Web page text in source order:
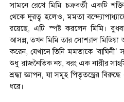
সামনে রেখে মিমি চক্রবর্তী একটি
থেকে দূরত্ব হলেও, মমতা
রয়েছে, এটি স্পষ্ট করলেন মিমি।
আসন্ন, তখন মিমি তার সোশ্যাল মিডিয়া
করেন, যেখানে তিনি মমতাকে
শুধু রাজনৈতিক নয়, বরং এক নারীর
শ্রদ্ধা জ্ঞাপন, যা সমূহ পিতৃতন্ত্রের
ধরে।